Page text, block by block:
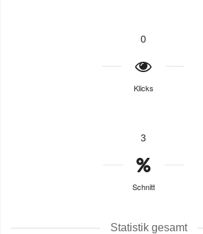
0
Klicks
3
Schnitt
Statistik gesamt